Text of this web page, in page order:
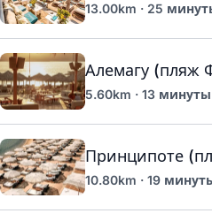
13.00km · 25
Алемагу (пляж
5.60km · 13 минуты
Принципоте
10.80km · 19